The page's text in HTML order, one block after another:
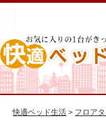
快適ベッド生活 > フロア